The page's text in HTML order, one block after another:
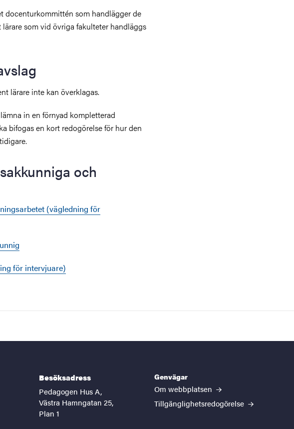
docenturkommittén som handlägger de
som vid övriga fakulteter handläggs
lärare inte kan överklagas.
in en förnyad kompletterad
bifogas en kort redogörelse för hur den
och
(vägledning för
för intervjuare)
Besöksadress
Pedagogen Hus A,
Västra Hamngatan 25,
Plan 1
Genvägar
Om webbplatsen
Tillgänglighetsredogörelse